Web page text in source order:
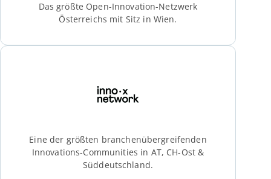
Das größte Open-Innovation-Netzwerk
Österreichs mit Sitz in Wien.
Eine der größten branchenübergreifenden
Innovations-Communities in AT, CH-Ost &
Süddeutschland.